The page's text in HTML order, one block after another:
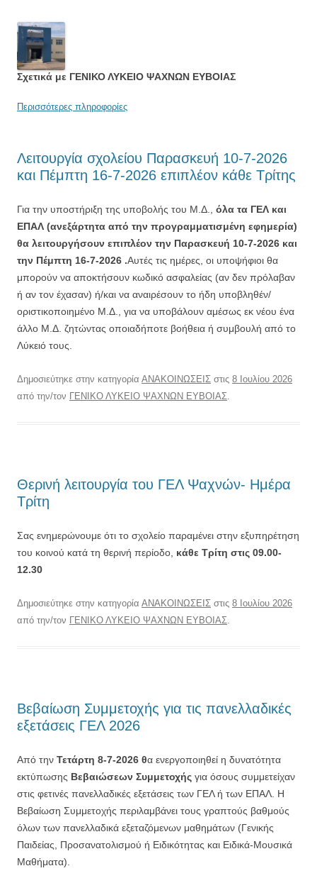
Σχετικά με ΓΕΝΙΚΟ ΛΥΚΕΙΟ ΨΑΧΝΩΝ ΕΥΒΟΙΑΣ
Περισσότερες πληροφορίες
Λειτουργία σχολείου Παρασκευή 10-7-2026
και Πέμπτη 16-7-2026 επιπλέον κάθε Τρίτης
Για την υποστήριξη της υποβολής του Μ.Δ., όλα τα ΓΕΛ και
ΕΠΑΛ (ανεξάρτητα από την προγραμματισμένη εφημερία)
θα λειτουργήσουν επιπλέον την Παρασκευή 10-7-2026 και
την Πέμπτη 16-7-2026 .Αυτές τις ημέρες, οι υποψήφιοι θα
μπορούν να αποκτήσουν κωδικό ασφαλείας (αν δεν πρόλαβαν
ή αν τον έχασαν) ή/και να αναιρέσουν το ήδη υποβληθέν/
οριστικοποιημένο Μ.Δ., για να υποβάλουν αμέσως εκ νέου ένα
άλλο Μ.Δ. ζητώντας οποιαδήποτε βοήθεια ή συμβουλή από το
Λύκειό τους.
Δημοσιεύτηκε στην κατηγορία ΑΝΑΚΟΙΝΩΣΕΙΣ στις 8 Ιουλίου 2026
από την/τον ΓΕΝΙΚΟ ΛΥΚΕΙΟ ΨΑΧΝΩΝ ΕΥΒΟΙΑΣ
Θερινή λειτουργία του ΓΕΛ Ψαχνών- Ημέρα
Τρίτη
Σας ενημερώνουμε ότι το σχολείο παραμένει στην εξυπηρέτηση
του κοινού κατά τη θερινή περίοδο, κάθε Τρίτη στις 09.00-
12.30
Δημοσιεύτηκε στην κατηγορία ΑΝΑΚΟΙΝΩΣΕΙΣ στις 8 Ιουλίου 2026
από την/τον ΓΕΝΙΚΟ ΛΥΚΕΙΟ ΨΑΧΝΩΝ ΕΥΒΟΙΑΣ
Βεβαίωση Συμμετοχής για τις πανελλαδικές
εξετάσεις ΓΕΛ 2026
Από την Τετάρτη 8-7-2026 θα ενεργοποιηθεί η δυνατότητα
εκτύπωσης Βεβαιώσεων Συμμετοχής για όσους συμμετείχαν
στις φετινές πανελλαδικές εξετάσεις των ΓΕΛ ή των ΕΠΑΛ. Η
Βεβαίωση Συμμετοχής περιλαμβάνει τους γραπτούς βαθμούς
όλων των πανελλαδικά εξεταζόμενων μαθημάτων (Γενικής
Παιδείας, Προσανατολισμού ή Ειδικότητας και Ειδικά-Μουσικά
Μαθήματα).